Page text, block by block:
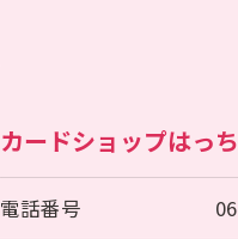
カードショップはっち
電話番号